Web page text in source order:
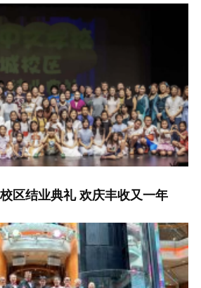
区结业典礼 欢庆丰收又一年